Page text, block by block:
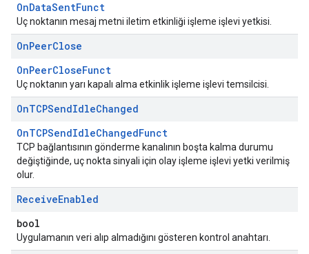
OnDataSentFunct
Uç noktanın mesaj metni iletim etkinliği işleme işlevi yetkisi.
OnPeerClose
OnPeerCloseFunct
Uç noktanın yarı kapalı alma etkinlik işleme işlevi temsilcisi.
OnTCPSendIdleChanged
OnTCPSendIdleChangedFunct
TCP bağlantısının gönderme kanalının boşta kalma durumu
değiştiğinde, uç nokta sinyali için olay işleme işlevi yetki verilmiş
olur.
ReceiveEnabled
bool
Uygulamanın veri alıp almadığını gösteren kontrol anahtarı.